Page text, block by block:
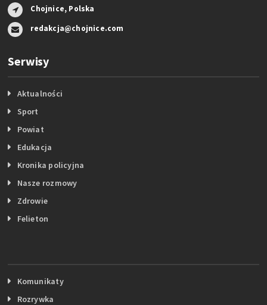
Chojnice, Polska
redakcja@chojnice.com
Serwisy
Aktualności
Sport
Powiat
Edukacja
Kronika policyjna
Nasze rozmowy
Zdrowie
Felieton
Komunikaty
Rozrywka